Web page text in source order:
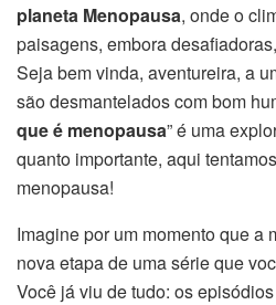
planeta Menopausa, onde o
paisagens, embora
Seja bem vinda, aventureira, a
são desmantelados com bom
que é menopausa” é uma
quanto importante, aqui
menopausa!
Imagine por um momento que a
nova etapa de uma série que
Você já viu de tudo: os